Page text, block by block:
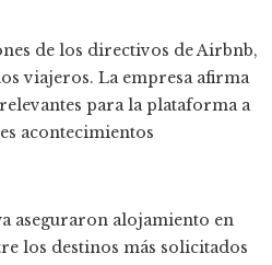
de los directivos de Airbnb,
viajeros. La empresa afirma
para la plataforma a
acontecimientos
aseguraron alojamiento en
los destinos más solicitados